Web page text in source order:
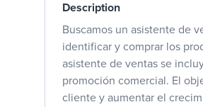
Description
Buscamos un asistente de
identificar y comprar los
asistente de ventas se
promoción comercial. El
cliente y aumentar el